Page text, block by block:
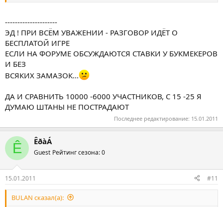
---------------------
ЭД ! ПРИ ВСЁМ УВАЖЕНИИ - РАЗГОВОР ИДЁТ О
БЕСПЛАТОЙ ИГРЕ
ЕСЛИ НА ФОРУМЕ ОБСУЖДАЮТСЯ СТАВКИ У БУКМЕКЕРОВ
И БЕЗ
ВСЯКИХ ЗАМАЗОК...
ДА И СРАВНИТЬ 10000 -6000 УЧАСТНИКОВ, С 15 -25 Я
ДУМАЮ ШТАНЫ НЕ ПОСТРАДАЮТ
Последнее редактирование: 15.01.2011
Ê ÊðàÁ
Guest Рейтинг сезона: 0
15.01.2011 #11
BULAN сказал(а):